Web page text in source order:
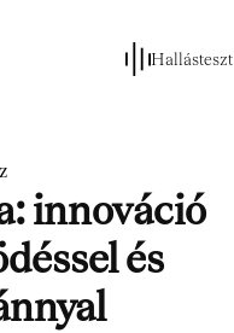
Hallásteszt
innováció
és